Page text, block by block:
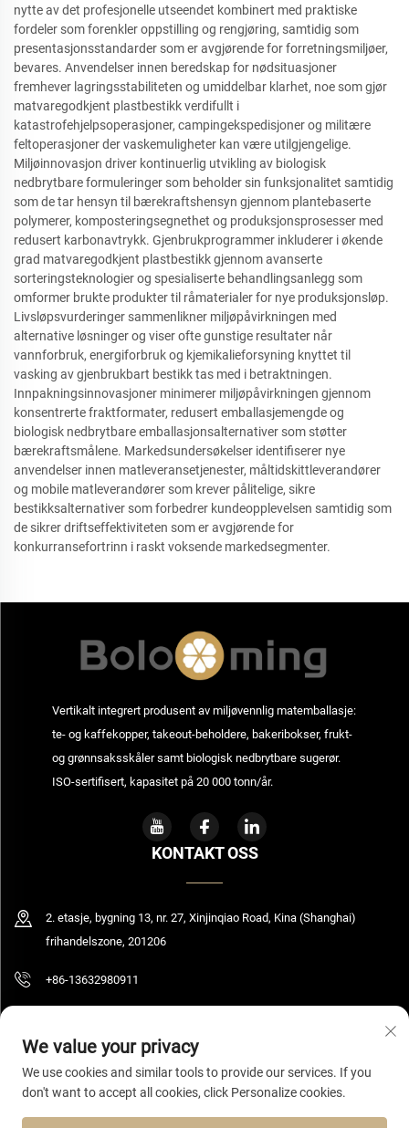
nytte av det profesjonelle utseendet kombinert med praktiske
fordeler som forenkler oppstilling og rengjøring, samtidig som
presentasjonsstandarder som er avgjørende for forretningsmiljøer,
bevares. Anvendelser innen beredskap for nødsituasjoner
fremhever lagringsstabiliteten og umiddelbar klarhet, noe som gjør
matvaregodkjent plastbestikk verdifullt i
katastrofehjelpsoperasjoner, campingekspedisjoner og militære
feltoperasjoner der vaskemuligheter kan være utilgjengelige.
Miljøinnovasjon driver kontinuerlig utvikling av biologisk
nedbrytbare formuleringer som beholder sin funksjonalitet samtidig
som de tar hensyn til bærekraftshensyn gjennom plantebaserte
polymerer, komposteringsegnethet og produksjonsprosesser med
redusert karbonavtrykk. Gjenbrukprogrammer inkluderer i økende
grad matvaregodkjent plastbestikk gjennom avanserte
sorteringsteknologier og spesialiserte behandlingsanlegg som
omformer brukte produkter til råmaterialer for nye produksjonsløp.
Livsløpsvurderinger sammenlikner miljøpåvirkningen med
alternative løsninger og viser ofte gunstige resultater når
vannforbruk, energiforbruk og kjemikalieforsyning knyttet til
vasking av gjenbrukbart bestikk tas med i betraktningen.
Innpakningsinnovasjoner minimerer miljøpåvirkningen gjennom
konsentrerte fraktformater, redusert emballasjemengde og
biologisk nedbrytbare emballasjonsalternativer som støtter
bærekraftsmålene. Markedsundersøkelser identifiserer nye
anvendelser innen matleveransetjenester, måltidskittleverandører
og mobile matleverandører som krever pålitelige, sikre
bestikksalternativer som forbedrer kundeopplevelsen samtidig som
de sikrer driftseffektiviteten som er avgjørende for
konkurransefortrinn i raskt voksende markedsegmenter.
Vertikalt integrert produsent av miljøvennlig matemballasje:
te- og kaffekopper, takeout-beholdere, bakeribokser, frukt-
og grønnsaksskåler samt biologisk nedbrytbare sugerør.
ISO-sertifisert, kapasitet på 20 000 tonn/år.
KONTAKT OSS
2. etasje, bygning 13, nr. 27, Xinjinqiao Road, Kina (Shanghai)
frihandelszone, 201206
+86-13632980911
Opphavsrett © 2026 Shanghai Bolooming Technology Co., Ltd. Alle rettigheter
forbeholdes. Personvernpolicy
We value your privacy
We use cookies and similar tools to provide our services. If you
don't want to accept all cookies, click Personalize cookies.